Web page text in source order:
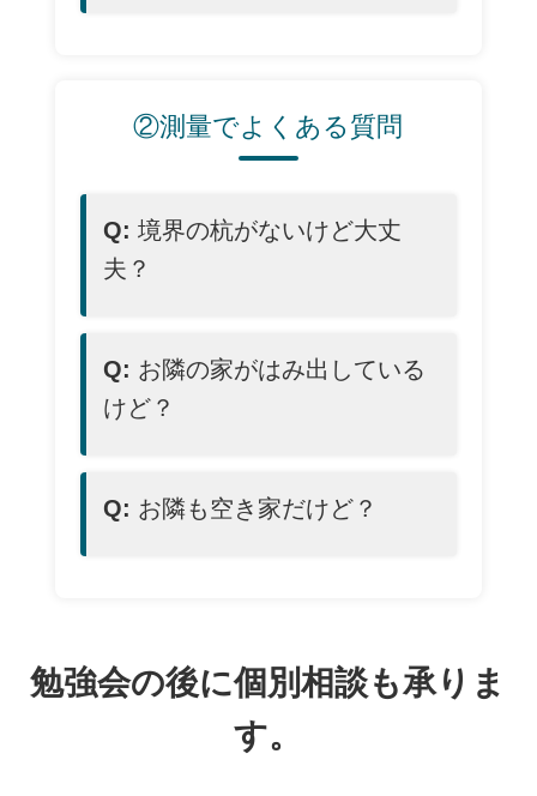
②測量でよくある質問
Q: 境界の杭がないけど大丈
夫？
Q: お隣の家がはみ出している
けど？
Q: お隣も空き家だけど？
勉強会の後に個別相談も承りま
す。